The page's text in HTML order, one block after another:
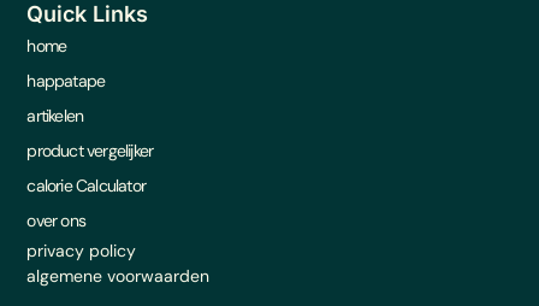
Quick Links
home
happatape
artikelen
product vergelijker
calorie Calculator
over ons
privacy policy
algemene voorwaarden